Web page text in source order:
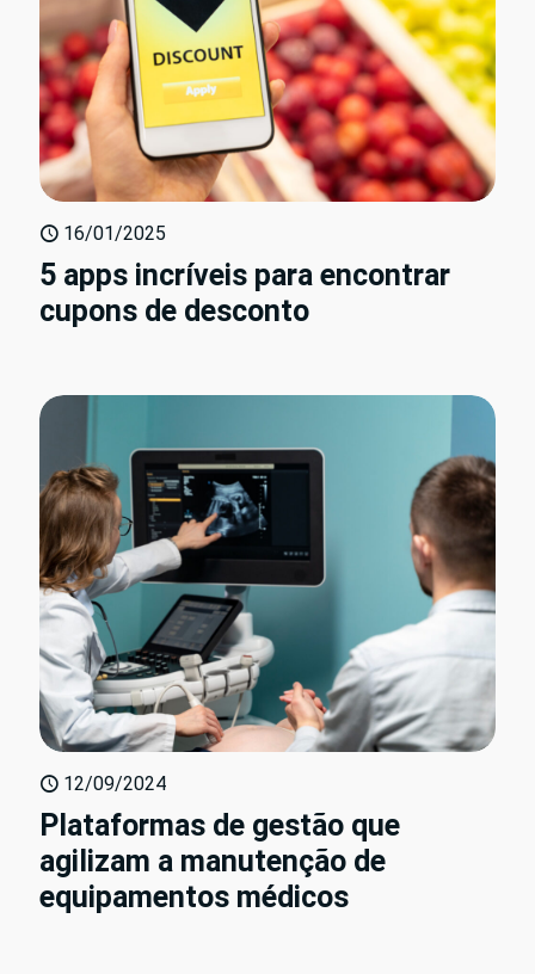
16/01/2025
5 apps incríveis para encontrar
cupons de desconto
12/09/2024
Plataformas de gestão que
agilizam a manutenção de
equipamentos médicos